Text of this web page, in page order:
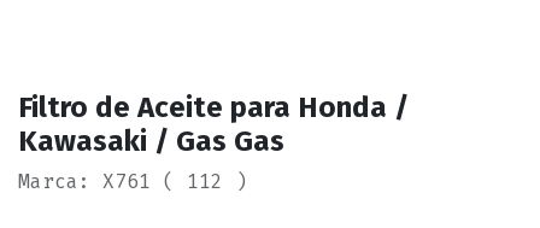
Filtro de Aceite para Honda /
Kawasaki / Gas Gas
Marca: X761 ( 112 )